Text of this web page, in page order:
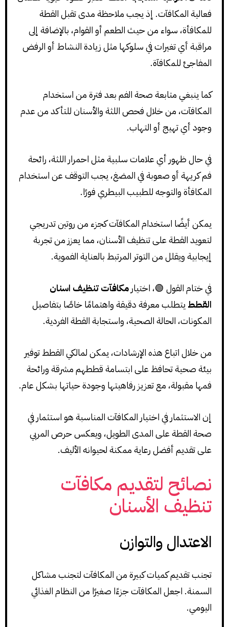
فعالية المكافآت. إذ يجب ملاحظة مدى تقبل القطة
للمكافأة، سواء من حيث الطعم أو القوام، بالإضافة إلى
مراقبة أي تغيرات في سلوكها مثل زيادة النشاط أو الرفض
المفاجئ للمكافآة.
كما ينبغي متابعة صحة الفم بعد فترة من استخدام
المكافآت، من خلال فحص اللثة والأسنان للتأكد من عدم
وجود أي تهيج أو التهاب.
في حال ظهور أي علامات سلبية مثل احمرار اللثة، رائحة
فم كريهة أو صعوبة في المضغ، يجب التوقف عن استخدام
المكافأة والتوجه للطبيب البيطري فورًا.
يمكن أيضًا استخدام المكافآت كجزء من روتين تدريجي
لتعويد القطة على تنظيف الأسنان، مما يعزز من تجربة
إيجابية ويقلل من التوتر المرتبط بالعناية الفموية.
في ختام القول 🟢، اختيار مكافآت تنظيف اسنان
القطط يتطلب معرفة دقيقة واهتمامًا خاصًا بتفاصيل
المكونات، الحالة الصحية، واستجابة القطة الفردية.
من خلال اتباع هذه الإرشادات، يمكن لمالكي القطط توفير
بيئة صحية تحافظ على ابتسامة قططهم مشرقة ورائحة
فمها مقبولة، مع تعزيز رفاهيتها وجودة حياتها بشكل عام.
إن الاستثمار في اختيار المكافآت المناسبة هو استثمار في
صحة القطة على المدى الطويل، ويعكس حرص المربي
على تقديم أفضل رعاية ممكنة لحيوانه الأليف.
نصائح لتقديم مكافآت
تنظيف الأسنان
الاعتدال والتوازن
تجنب تقديم كميات كبيرة من المكافآت لتجنب مشاكل
السمنة. اجعل المكافآت جزءًا صغيرًا من النظام الغذائي
اليومي.